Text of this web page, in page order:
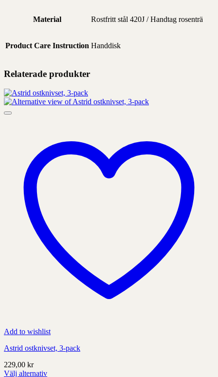
Material Rostfritt stål 420J / Handtag rosenträ
Product Care Instruction Handdisk
Relaterade produkter
Add to wishlist
Astrid ostknivset, 3-pack
229,00 kr
Välj alternativ